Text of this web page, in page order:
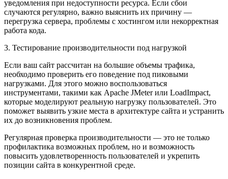
уведомления при недоступности ресурса. Если сбои
случаются регулярно, важно выяснить их причину —
перегрузка сервера, проблемы с хостингом или некорректная
работа кода.
3. Тестирование производительности под нагрузкой
Если ваш сайт рассчитан на большие объемы трафика,
необходимо проверить его поведение под пиковыми
нагрузками. Для этого можно воспользоваться
инструментами, такими как Apache JMeter или LoadImpact,
которые моделируют реальную нагрузку пользователей. Это
поможет выявить узкие места в архитектуре сайта и устранить
их до возникновения проблем.
Регулярная проверка производительности — это не только
профилактика возможных проблем, но и возможность
повысить удовлетворенность пользователей и укрепить
позиции сайта в конкурентной среде.